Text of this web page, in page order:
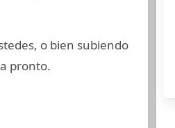
o bien subiendo
pronto.